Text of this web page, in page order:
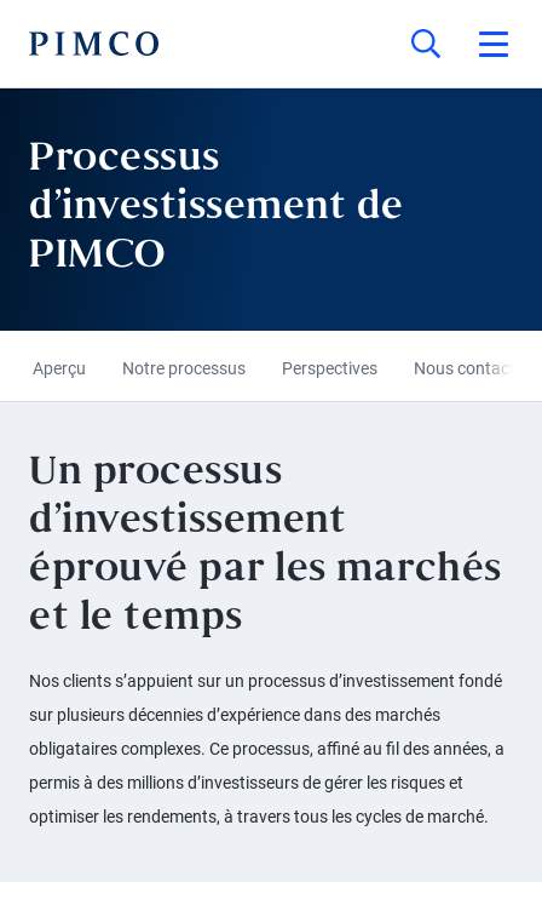
Processus
d’investissement de
PIMCO
Aperçu Notre processus Perspectives Nous contacter
Un processus
d’investissement
éprouvé par les marchés
et le temps
Nos clients s’appuient sur un processus d’investissement fondé
sur plusieurs décennies d’expérience dans des marchés
obligataires complexes. Ce processus, affiné au fil des années, a
permis à des millions d’investisseurs de gérer les risques et
optimiser les rendements, à travers tous les cycles de marché.